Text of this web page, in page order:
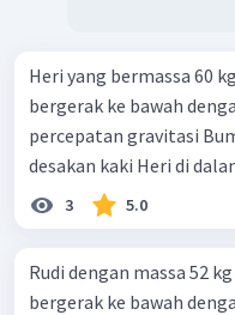
Heri yang bermassa 60
bergerak ke bawah
percepatan gravitasi
desakan kaki Heri di
3 5.0
Rudi dengan massa 52
bergerak ke bawah